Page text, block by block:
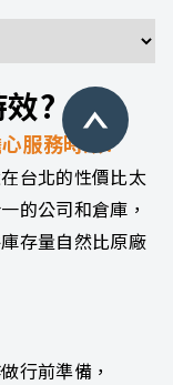
?
服務時效?
台北的性價比太
的公司和倉庫，
存量自然比原廠
行前準備，